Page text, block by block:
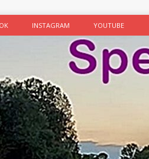
INSTAGRAM YOUTUBE